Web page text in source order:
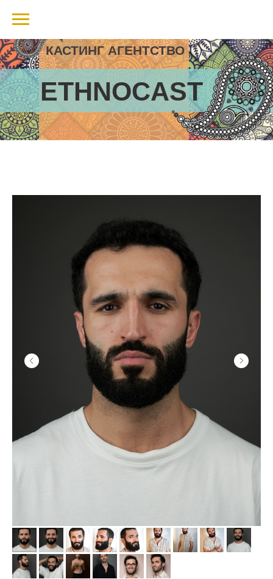
ETHNOCAST
КАСТИНГ АГЕНТСТВО